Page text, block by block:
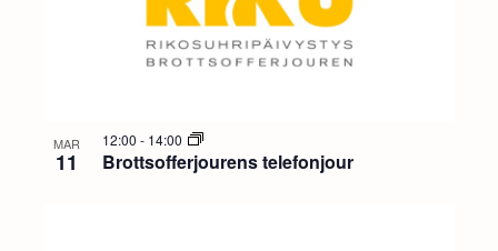
MAR
11 Brottsofferjourens telefonjour
12:00 - 14:00